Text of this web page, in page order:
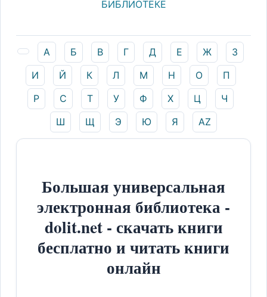
БИБЛИОТЕКЕ
А Б В Г Д Е Ж
З
И
Й К Л М Н О
П
Р
С Т У Ф Х Ц
Ч
Ш
Щ Э Ю Я AZ
Большая универсальная
электронная библиотека -
dolit.net - скачать книги
бесплатно и читать книги
онлайн